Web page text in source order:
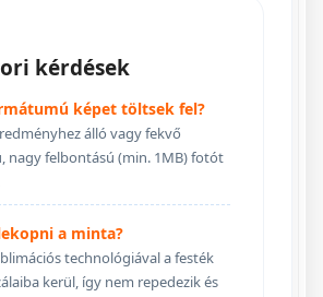
kérdések
képet töltsek fel?
álló vagy fekvő
nagy felbontású (min. 1MB) fotót
a minta?
technológiával a festék
kerül, így nem repedezik és